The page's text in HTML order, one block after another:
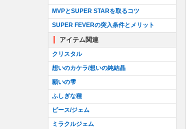
MVPとSUPER STARを取るコツ
SUPER FEVERの突入条件とメリット
アイテム関連
クリスタル
想いのカケラ/想いの純結晶
願いの雫
ふしぎな種
ピース/ジェム
ミラクルジェム